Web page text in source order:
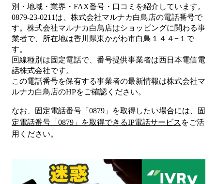
別・地域・業界・FAX番号・口コミを紹介しています。
0879-23-0211 は、 株式会社マルナカ白鳥店の電話番号で
す。 株式会社マルナカ白鳥店はショッピングに関わる事
業者で、所在地は香川県東かがわ市白鳥１４４−１ で
す。
回線種別は固定電話で、番号提供事業者は西日本電信電
話株式会社です。
この電話番号を保有する事業者の最新情報は株式会社マ
ルナカ白鳥店のHPをご確認ください。
なお、固定電話番号「 0879 」を取得したい場合には、
固
定電話番号「 0879 」を取得できるIP電話サービス をご活
用ください。